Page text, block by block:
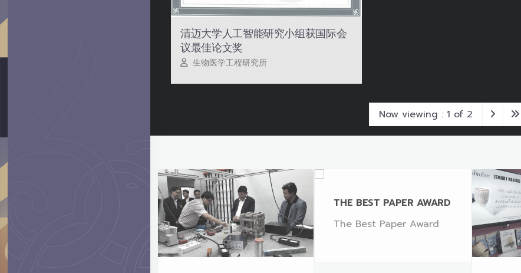
清迈大学人工智能研究小组获国际会
议最佳论文奖
生物医学工程研究所
Now viewing : 1 of 2
THE BEST PAPER AWARD
The Best Paper Award